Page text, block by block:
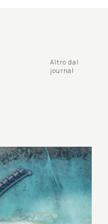
Altro dal
journal